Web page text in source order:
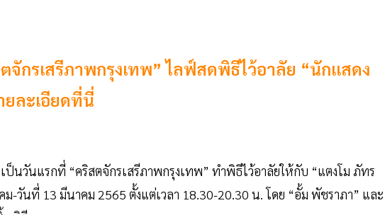
จักรเสรีภาพกรุงเทพ” ไลฟ์สดพิธีไว้อาลัย “นักแสดง
ยละเอียดที่นี่
ป็นวันแรกที่ “คริสตจักรเสรีภาพกรุงเทพ” ทำพิธีไว้อาลัยให้กับ “แตงโม ภัทร
-วันที่ 13 มีนาคม 2565 ตั้งแต่เวลา 18.30-20.30 น. โดย “อั้ม พัชราภา” และ